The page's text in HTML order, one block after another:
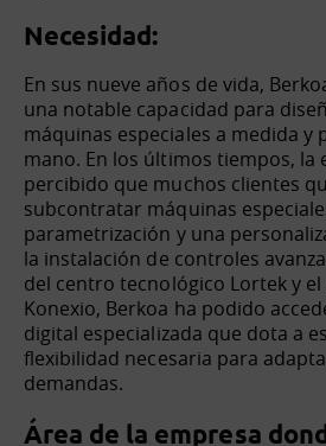
Necesidad:
En sus nueve años de vida,
una notable capacidad para
máquinas especiales a medida y
mano. En los últimos tiempos, la
percibido que muchos clientes
subcontratar máquinas
parametrización y una
la instalación de controles
del centro tecnológico Lortek y
Konexio, Berkoa ha podido
digital especializada que dota a
flexibilidad necesaria para
demandas.
Área de la empresa